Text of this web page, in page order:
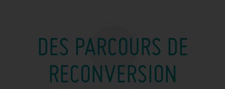
DES PARCOURS DE
RECONVERSION